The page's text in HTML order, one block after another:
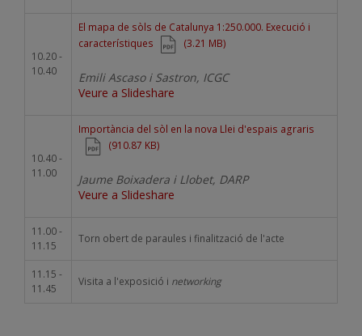
10.20 -
10.40
Document
El mapa de sòls de Catalunya 1:250.000. Execució i
característiques
(3.21 MB)
Emili Ascaso i Sastron, ICGC
Veure a Slideshare
10.40 -
11.00
Document
Importància del sòl en la nova Llei d'espais agraris
(910.87 KB)
Jaume Boixadera i Llobet, DARP
Veure a Slideshare
11.00 -
11.15
Torn obert de paraules i finalització de l'acte
11.15 -
11.45
Visita a l'exposició i networking